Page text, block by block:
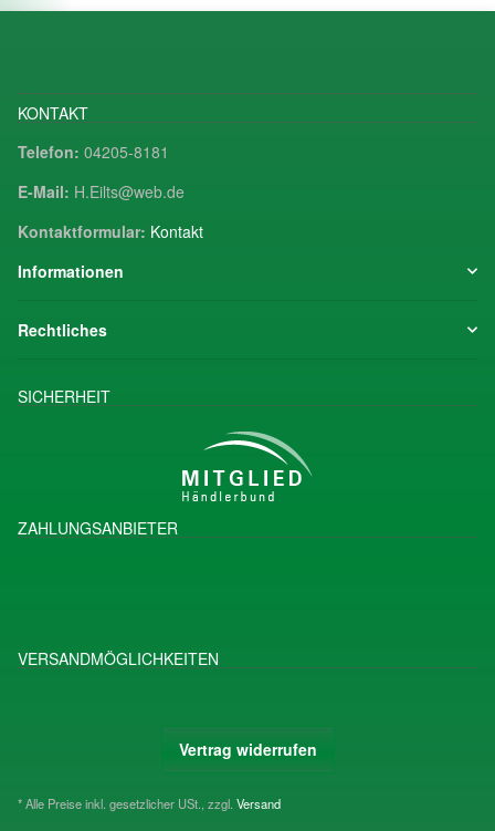
KONTAKT
Telefon: 04205-8181
E-Mail: H.Eilts@web.de
Kontaktformular: Kontakt
Informationen
Rechtliches
SICHERHEIT
ZAHLUNGSANBIETER
VERSANDMÖGLICHKEITEN
Vertrag widerrufen
* Alle Preise inkl. gesetzlicher USt., zzgl. Versand